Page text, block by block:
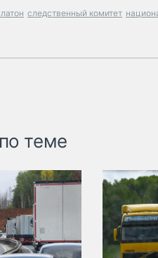
следственный комитет
теме